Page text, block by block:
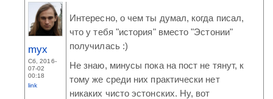
myx
Сб, 2016-
07-02
00:18
link
Интересно, о чем ты думал, когда писал,
что у тебя "история" вместо "Эстонии"
получилась :)
Не знаю, минусы пока на пост не тянут, к
тому же среди них практически нет
никаких чисто эстонских. Ну, вот